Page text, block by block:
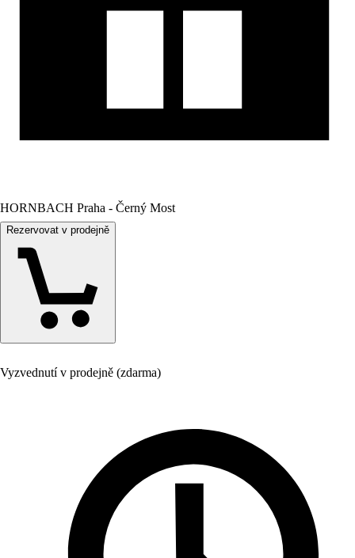
HORNBACH Praha - Černý Most
Rezervovat v prodejně
Vyzvednutí v prodejně (zdarma)